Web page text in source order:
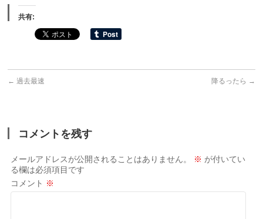
共有:
← 過去最速 降るったら →
コメントを残す
メールアドレスが公開されることはありません。 ※ が付いてい
る欄は必須項目です
コメント ※